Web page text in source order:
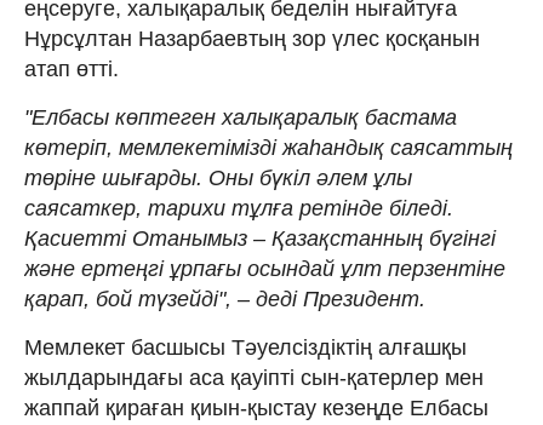
еңсеруге, халықаралық беделін нығайтуға
Нұрсұлтан Назарбаевтың зор үлес қосқанын
атап өтті.
"Елбасы көптеген халықаралық бастама
көтеріп, мемлекетімізді жаһандық саясаттың
төріне шығарды. Оны бүкіл әлем ұлы
саясаткер, тарихи тұлға ретінде біледі.
Қасиетті Отанымыз – Қазақстанның бүгінгі
және ертеңгі ұрпағы осындай ұлт перзентіне
қарап, бой түзейді", – деді Президент.
Мемлекет басшысы Тәуелсіздіктің алғашқы
жылдарындағы аса қауіпті сын-қатерлер мен
жаппай қираған қиын-қыстау кезеңде Елбасы